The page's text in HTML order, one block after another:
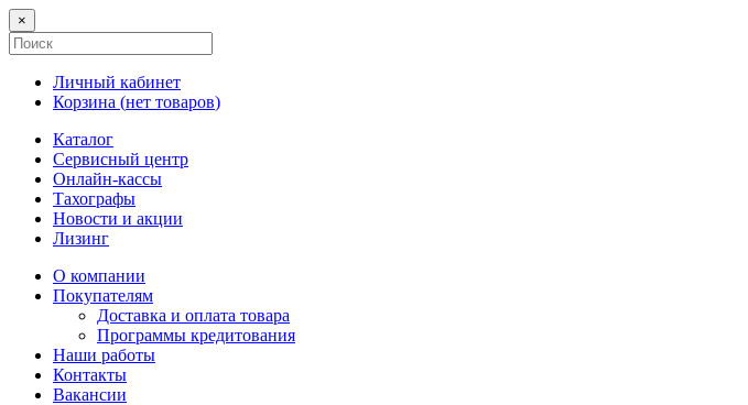
×
Личный кабинет
Корзина (нет товаров)
Каталог
Сервисный центр
Онлайн-кассы
Тахографы
Новости и акции
Лизинг
О компании
Покупателям
Доставка и оплата товара
Программы кредитования
Наши работы
Контакты
Вакансии